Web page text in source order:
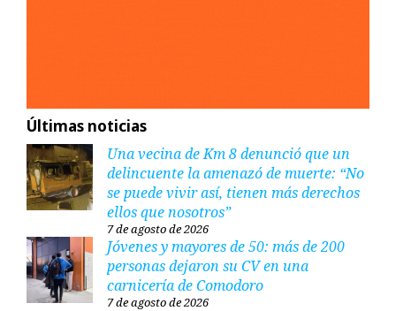
Últimas noticias
Una vecina de Km 8 denunció que un
delincuente la amenazó de muerte: “No
se puede vivir así, tienen más derechos
ellos que nosotros”
7 de agosto de 2026
Jóvenes y mayores de 50: más de 200
personas dejaron su CV en una
carnicería de Comodoro
7 de agosto de 2026